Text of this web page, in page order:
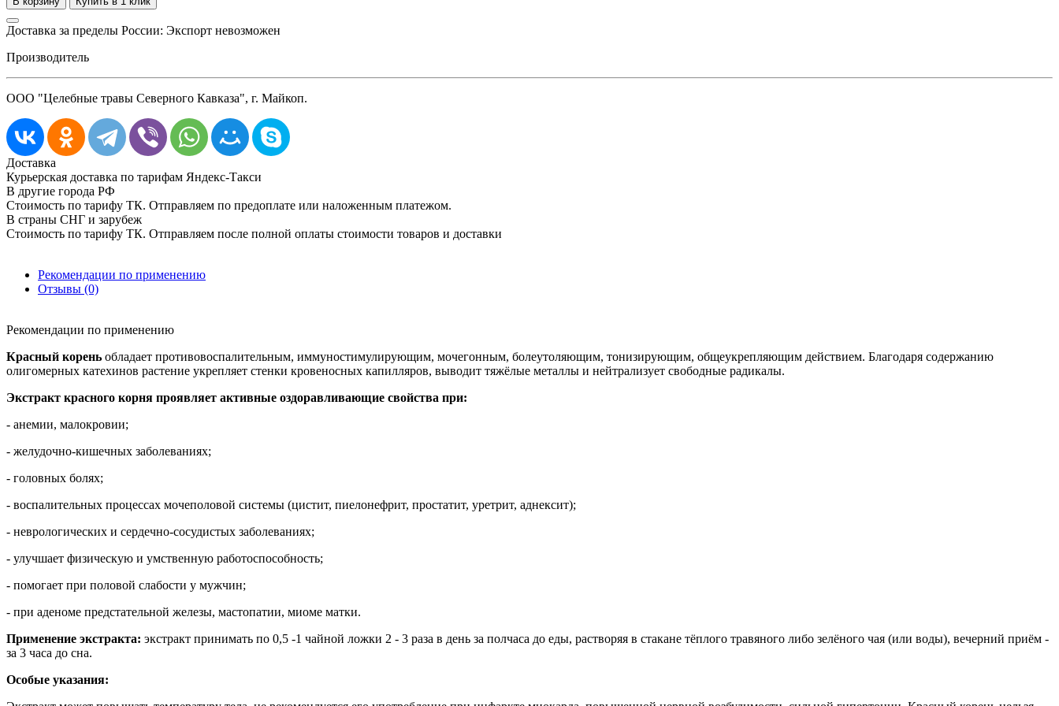
Доставка за пределы России: Экспорт невозможен
Производитель
ООО "Целебные травы Северного Кавказа", г. Майкоп.
Доставка
Курьерская доставка по тарифам Яндекс-Такси
В другие города РФ
Стоимость по тарифу ТК. Отправляем по предоплате или наложенным платежом.
В страны СНГ и зарубеж
Стоимость по тарифу ТК. Отправляем после полной оплаты стоимости товаров и доставки
Рекомендации по применению
Отзывы (0)
Рекомендации по применению
Красный корень обладает противовоспалительным, иммуностимулирующим, мочегонным, болеутоляющим, тонизирующим, общеукрепляющим действием. Благодаря содержанию
олигомерных катехинов растение укрепляет стенки кровеносных капилляров, выводит тяжёлые металлы и нейтрализует свободные радикалы.
Экстракт красного корня проявляет активные оздоравливающие свойства при:
- анемии, малокровии;
- желудочно-кишечных заболеваниях;
- головных болях;
- воспалительных процессах мочеполовой системы (цистит, пиелонефрит, простатит, уретрит, аднексит);
- неврологических и сердечно-сосудистых заболеваниях;
- улучшает физическую и умственную работоспособность;
- помогает при половой слабости у мужчин;
- при аденоме предстательной железы, мастопатии, миоме матки.
Применение экстракта: экстракт принимать по 0,5 -1 чайной ложки 2 - 3 раза в день за полчаса до еды, растворяя в стакане тёплого травяного либо зелёного чая (или воды), вечерний приём -
за 3 часа до сна.
Особые указания: